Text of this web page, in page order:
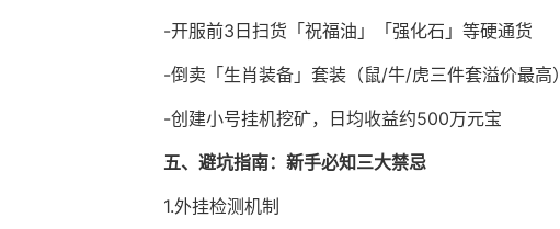
-开服前3日扫货「祝福油」「强化石」等硬通货
-倒卖「生肖装备」套装（鼠/牛/虎三件套溢价最高）
-创建小号挂机挖矿，日均收益约500万元宝
五、避坑指南：新手必知三大禁忌
1.外挂检测机制